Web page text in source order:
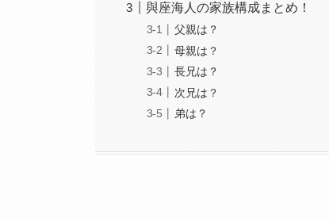
與座海人の家族構成まとめ！
父親は？
母親は？
長兄は？
次兄は？
弟は？